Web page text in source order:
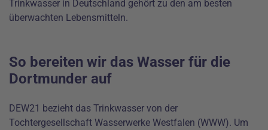
Trinkwasser in Deutschland gehört zu den am besten
überwachten Lebensmitteln.
So bereiten wir das Wasser für die
Dortmunder auf
DEW21 bezieht das Trinkwasser von der
Tochtergesellschaft Wasserwerke Westfalen (WWW). Um